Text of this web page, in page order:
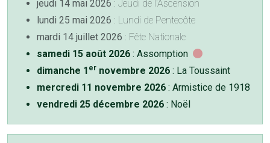
jeudi 14 mai 2026 : Jeudi de l'Ascension
lundi 25 mai 2026 : Lundi de Pentecôte
mardi 14 juillet 2026 : Fête Nationale
samedi 15 août 2026 : Assomption
dimanche 1 er novembre 2026 : La Toussaint
mercredi 11 novembre 2026 : Armistice de 1918
vendredi 25 décembre 2026 : Noël